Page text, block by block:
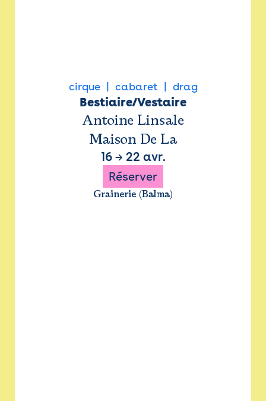
cirque cabaret drag
Bestiaire/Vestaire
Antoine Linsale
Maison De La
16→ 22 avr.
Réserver
Grainerie (Balma)